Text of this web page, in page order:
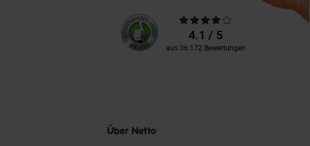
Unsere
Kundenbewertungen
Durchschnittliche
Bewertungen4.1 / 5
aus 36.172 Bewertungen
Über Netto